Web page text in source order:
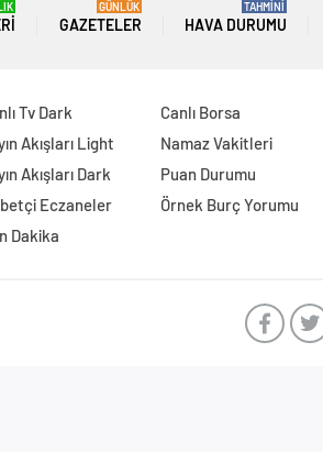
GAZETELER
GÜNLÜK
HAVA DURUMU
TAHMİNİ
Tv Dark
Akışları Light
Akışları Dark
Eczaneler
Dakika
Canlı Borsa
Namaz Vakitleri
Puan Durumu
Örnek Burç Yorumu